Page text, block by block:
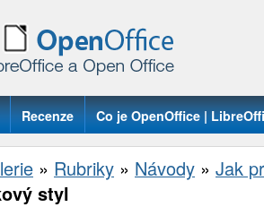
Recenze Co je OpenOffice |
» Rubriky » Návody » Jak
styl